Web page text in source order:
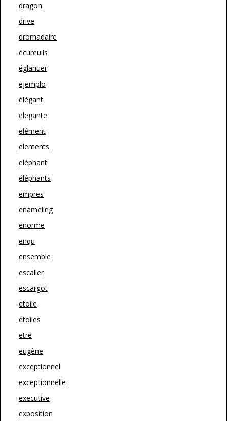
dragon
drive
dromadaire
écureuils
églantier
ejemplo
élégant
elegante
elément
elements
eléphant
éléphants
empres
enameling
enorme
enqu
ensemble
escalier
escargot
etoile
etoiles
etre
eugène
exceptionnel
exceptionnelle
executive
exposition